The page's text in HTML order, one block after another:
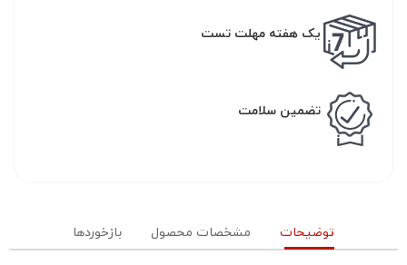
یک هفته مهلت تست
تضمین سلامت
توضیحات مشخصات محصول بازخوردها